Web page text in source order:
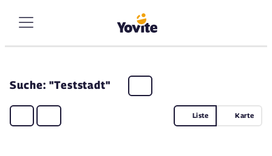
Suche: "Teststadt"
Liste Karte